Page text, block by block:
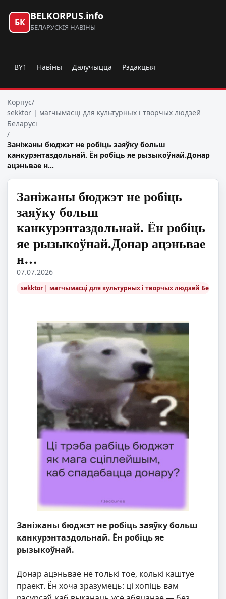
БК
BELKORPUS.info
БЕЛАРУСКІЯ НАВІНЫ
BY1 Навіны Далучыцца Рэдакцыя
Корпус/
sekktor | магчымасці для культурных і творчых людзей
Беларусі
/
Заніжаны бюджэт не робіць заяўку больш
канкурэнтаздольнай. Ён робіць яе рызыкоўнай.Донар
ацэньвае н…
Заніжаны бюджэт не робіць
заяўку больш
канкурэнтаздольнай. Ён робіць
яе рызыкоўнай.Донар ацэньвае
н…
07.07.2026
sekktor | магчымасці для культурных і творчых людзей
Заніжаны бюджэт не робіць заяўку больш
канкурэнтаздольнай. Ён робіць яе
рызыкоўнай.
Донар ацэньвае не толькі тое, колькі каштуе
праект. Ён хоча зразумець: ці хопіць вам